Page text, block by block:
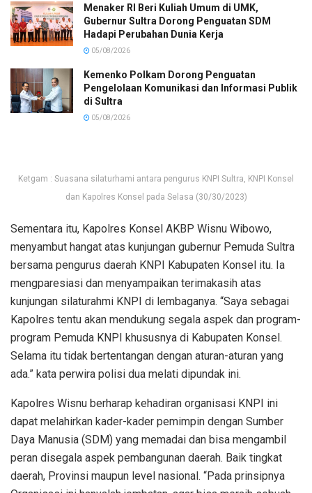
Menaker RI Beri Kuliah Umum di UMK,
Gubernur Sultra Dorong Penguatan SDM
Hadapi Perubahan Dunia Kerja
05/08/2026
Kemenko Polkam Dorong Penguatan
Pengelolaan Komunikasi dan Informasi Publik
di Sultra
05/08/2026
Ketgam : Suasana silaturhami antara pengurus KNPI Sultra, KNPI Konsel
dan Kapolres Konsel pada Selasa (30/30/2023)
Sementara itu, Kapolres Konsel AKBP Wisnu Wibowo,
menyambut hangat atas kunjungan gubernur Pemuda Sultra
bersama pengurus daerah KNPI Kabupaten Konsel itu. Ia
mengparesiasi dan menyampaikan terimakasih atas
kunjungan silaturahmi KNPI di lembaganya. “Saya sebagai
Kapolres tentu akan mendukung segala aspek dan program-
program Pemuda KNPI khususnya di Kabupaten Konsel.
Selama itu tidak bertentangan dengan aturan-aturan yang
ada.” kata perwira polisi dua melati dipundak ini.
Kapolres Wisnu berharap kehadiran organisasi KNPI ini
dapat melahirkan kader-kader pemimpin dengan Sumber
Daya Manusia (SDM) yang memadai dan bisa mengambil
peran disegala aspek pembangunan daerah. Baik tingkat
daerah, Provinsi maupun level nasional. “Pada prinsipnya